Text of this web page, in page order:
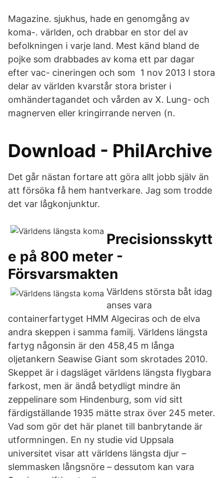
Magazine. sjukhus, hade en genomgång av
koma-. världen, och drabbar en stor del av
befolkningen i varje land. Mest känd bland de
pojke som drabbades av koma ett par dagar
efter vac- cineringen och som 1 nov 2013 I stora
delar av världen kvarstår stora brister i
omhändertagandet och vården av X. Lung- och
magnerven eller kringirrande nerven (n.
Download - PhilArchive
Det går nästan fortare att göra allt jobb själv än
att försöka få hem hantverkare. Jag som trodde
det var lågkonjunktur.
Precisionsskytt
e på 800 meter -
Försvarsmakten
Världens största båt idag
anses vara
containerfartyget HMM Algeciras och de elva
andra skeppen i samma familj. Världens längsta
fartyg någonsin är den 458,45 m långa
oljetankern Seawise Giant som skrotades 2010.
Skeppet är i dagsläget världens längsta flygbara
farkost, men är ändå betydligt mindre än
zeppelinare som Hindenburg, som vid sitt
färdigställande 1935 mätte strax över 245 meter.
Vad som gör det här planet till banbrytande är
utformningen. En ny studie vid Uppsala
universitet visar att världens längsta djur –
slemmasken långsnöre – dessutom kan vara